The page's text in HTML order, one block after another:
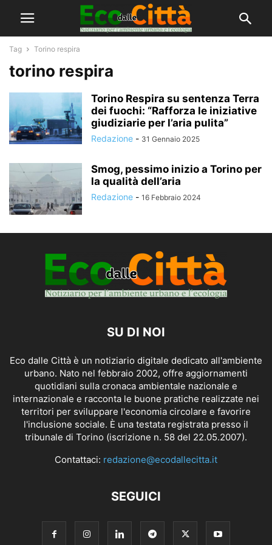
Tag Torino respira
torino respira
Torino Respira su sentenza Terra
dei fuochi: “Rafforza le iniziative
giudiziarie per l’aria pulita”
Redazione - 31 Gennaio 2025
Smog, pessimo inizio a Torino per
la qualità dell’aria
Redazione - 16 Febbraio 2024
SU DI NOI
Eco dalle Città è un notiziario digitale dedicato all'ambiente
urbano. Nato nel febbraio 2002, offre aggiornamenti
quotidiani sulla cronaca ambientale nazionale e
internazionale e racconta le buone pratiche realizzate nei
territori per sviluppare l'economia circolare e favorire
l'inclusione sociale. È una testata registrata presso il
tribunale di Torino (iscrizione n. 58 del 22.05.2007).
Contattaci: redazione@ecodallecitta.it
SEGUICI